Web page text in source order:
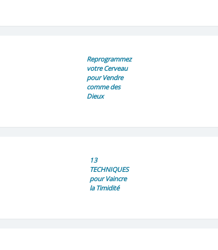
Reprogrammez
votre Cerveau
pour Vendre
comme des
Dieux
13
TECHNIQUES
pour Vaincre
la Timidité